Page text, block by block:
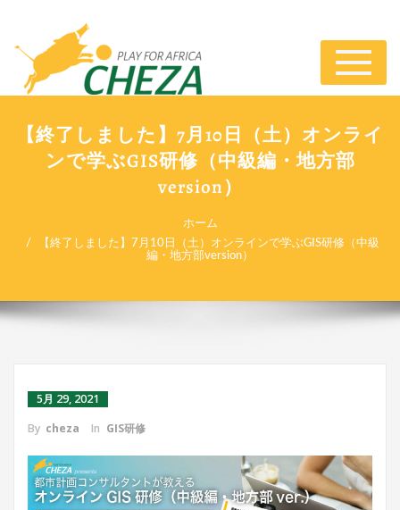
ナ
ビ
ゲ
シ
ョ
替
え
【終了しました】7月10日（土）オンライ
ンで学ぶGIS研修（中級編・地方部
version）
ホーム
【終了しました】7月10日（土）オンラインで学ぶGIS研修（中級
編・地方部version）
5月 29, 2021
By cheza In GIS研修